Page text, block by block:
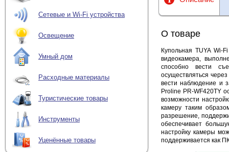
Сетевые и Wi-Fi устройства
Освещение
Умный дом
Расходные материалы
Туристические товары
Инструменты
Уценённые товары
О товаре
Купольная TUYA Wi-
видеокамера,
способно вести
осуществляться
вести наблюдение и
Proline PR-WF420TY
возможности
камеру таким
разрешение,
обеспечивает
настройку камеры
поддерживается как